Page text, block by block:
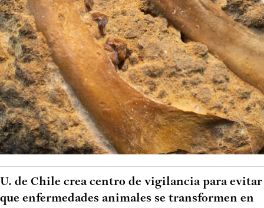
U. de Chile crea centro de vigilancia para evitar
que enfermedades animales se transformen en